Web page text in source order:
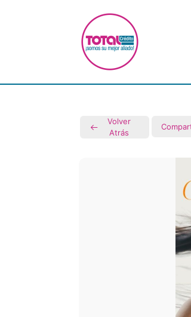
Volver
Atrás